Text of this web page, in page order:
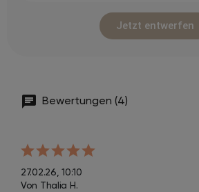
Jetzt entwerfen
Bewertungen (4)
27.02.26, 10:10
Von Thalia H.